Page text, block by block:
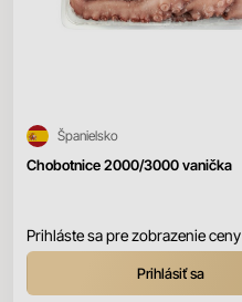
Chobotnice 2000/3000 vanička
Španielsko
Prihláste sa pre zobrazenie ceny
Prihlásiť sa